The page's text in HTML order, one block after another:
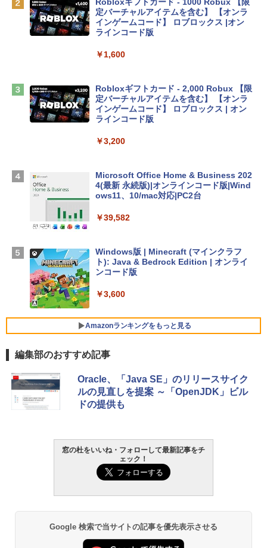
tomtoc 360°保護 15.6 16インチ パソコ
ンケース Dell NEC Lavie ASUS HP dyna
Apple 2026 MacBook Air M5チップ搭載
13インチノートブック：AIとApple Intell
igence、13.6インチLiquid Retinaディ
TB SSDストレージ、12MPセンターフレ
￥278,800
【Amazon.co.jp限定】 HP ノートパソコ
￥129,800
FMV ノートパソコン WE1-K3 (MS 365 P
VWK3E15W_AZ
定バーチャルアイテムを含む】 【オンラ
インゲームコード】 ロブロックス |オン
ラインコード版
￥1,600
Robloxギフトカード - 2,000 Robux 【限
定バーチャルアイテムを含む】 【オンラ
インゲームコード】 ロブロックス | オン
ラインコード版
￥3,200
Microsoft Office Home & Business 202
4(最新 永続版)|オンラインコード版|Wind
ows11、10/mac対応|PC2台
￥39,582
Windows版 | Minecraft (マインクラフ
ト): Java & Bedrock Edition | オンライ
ンコード版
￥3,600
Amazonランキングをもっと見る
生成AIパスポート公式テキスト 第４版
￥1,766
1冊ですべて身につくHTML & CSSとWe
bデザイン入門講座［第2版］
￥1,292
ClaudeCode いちばんやさしい 教科書:
方 マニュアル AI副業にもコンテンツ作成
Amazon Kindle - 目に優しい、かさばら
ない、大きな画面で読みやすい、6週間持
続バッテリー、6インチディスプレイ電子
書籍リーダー、マッチャ、16GB、広告な
￥16,980
Kindle Paperwhite シグニチャーエディ
ション (32GB) 7インチディスプレイ、明
ブラック
編集部のおすすめ記事
Oracle、「Java SE」のリリースサイク
ルの見直しを提案 ～「OpenJDK」ビル
ドの提供も
窓の杜をいいね・フォローして最新記事をチ
ェック！
Google 検索で当サイトの記事を優先表示させる